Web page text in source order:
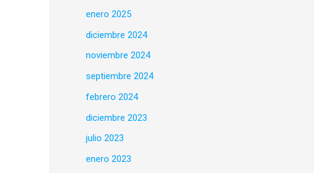
enero 2025
diciembre 2024
noviembre 2024
septiembre 2024
febrero 2024
diciembre 2023
julio 2023
enero 2023